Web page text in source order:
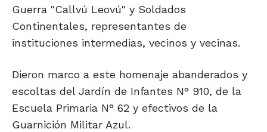
Guerra "Callvú Leovú" y Soldados
Continentales, representantes de
instituciones intermedias, vecinos y vecinas.
Dieron marco a este homenaje abanderados y
escoltas del Jardín de Infantes N° 910, de la
Escuela Primaria N° 62 y efectivos de la
Guarnición Militar Azul.